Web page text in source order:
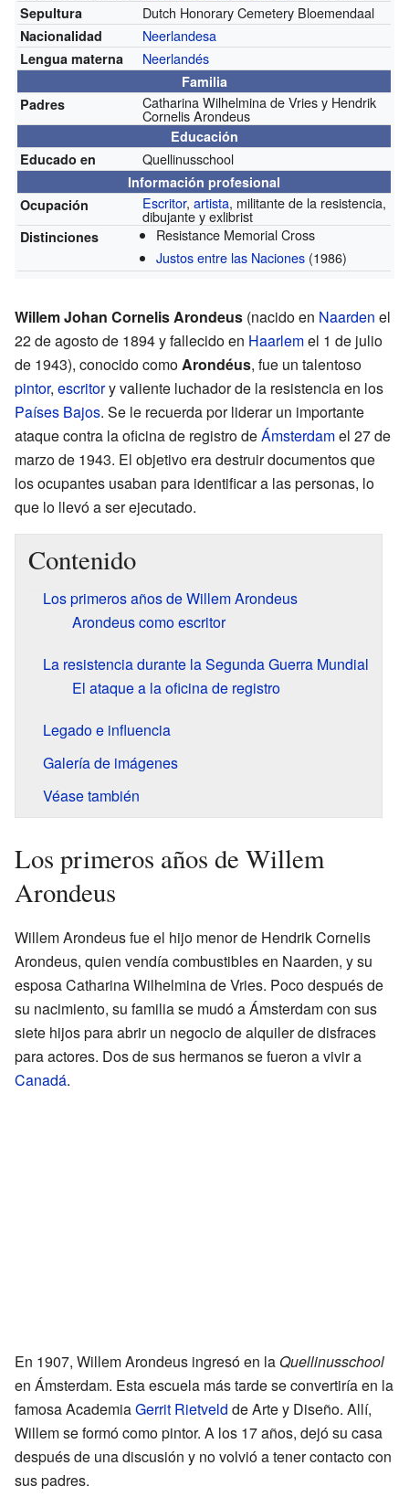
Sepultura Dutch Honorary Cemetery Bloemendaal
Nacionalidad Neerlandesa
Lengua materna Neerlandés
Familia
Padres
Catharina Wilhelmina de Vries y Hendrik
Cornelis Arondeus
Educación
Educado en
Quellinusschool
Información profesional
Ocupación
Escritor,artista, militante de la resistencia,
dibujante y exlibrist
Distinciones
Resistance Memorial Cross
Justos entre las Naciones (1986)
Willem Johan Cornelis Arondeus (nacido en Naarden el
22 de agosto de 1894 y fallecido en Haarlemel 1 de julio
de 1943), conocido comoArondéus, fue un talentoso
pintor, escritory valiente luchador de la resistencia en los
Países Bajos. Se le recuerda por liderar un importante
ataque contra la oficina de registro deÁmsterdamel 27 de
marzo de 1943. El objetivo era destruir documentos que
los ocupantes usaban para identificar a las personas, lo
que lo llevó a ser ejecutado.
Contenido
Los primeros años de Willem Arondeus
Arondeus como escritor
La resistencia durante la Segunda Guerra Mundial
El ataque a la oficina de registro
Legado e influencia
Galería de imágenes
Véase también
Los primeros años de Willem
Arondeus
Willem Arondeus fue el hijo menor de Hendrik Cornelis
Arondeus, quien vendía combustibles en Naarden, y su
esposa Catharina Wilhelmina de Vries. Poco después de
su nacimiento, su familia se mudó a Ámsterdam con sus
siete hijos para abrir un negocio de alquiler de disfraces
para actores. Dos de sus hermanos se fueron a vivir a
Canadá.
En 1907, Willem Arondeus ingresó en la Quellinusschool
en Ámsterdam. Esta escuela más tarde se convertiría en la
famosa AcademiaGerrit Rietveld de Arte y Diseño. Allí,
Willem se formó como pintor. A los 17 años, dejó su casa
después de una discusión y no volvió a tener contacto con
sus padres.